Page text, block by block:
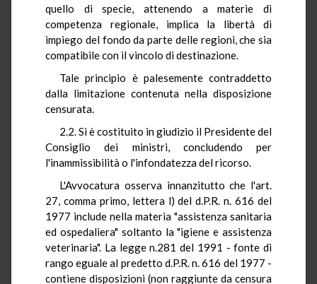
quello di specie, attenendo a materie di
competenza regionale, implica la libertà di
impiego del fondo da parte delle regioni, che sia
compatibile con il vincolo di destinazione.
Tale principio è palesemente contraddetto
dalla limitazione contenuta nella disposizione
censurata.
2.2. Si è costituito in giudizio il Presidente del
Consiglio dei ministri, concludendo per
l'inammissibilità o l'infondatezza del ricorso.
L'Avvocatura osserva innanzitutto che l'art.
27, comma primo, lettera l) del d.P.R. n. 616 del
1977 include nella materia "assistenza sanitaria
ed ospedaliera" soltanto la "igiene e assistenza
veterinaria". La legge n.281 del 1991 - fonte di
rango eguale al predetto d.P.R. n. 616 del 1977 -
contiene disposizioni (non raggiunte da censura